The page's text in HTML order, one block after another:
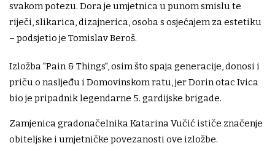
svakom potezu. Dora je umjetnica u punom smislu te
riječi, slikarica, dizajnerica, osoba s osjećajem za estetiku
– podsjetio je Tomislav Beroš.
Izložba "Pain & Things", osim što spaja generacije, donosi i
priču o nasljeđu i Domovinskom ratu, jer Dorin otac Ivica
bio je pripadnik legendarne 5. gardijske brigade.
Zamjenica gradonačelnika Katarina Vučić ističe značenje
obiteljske i umjetničke povezanosti ove izložbe.